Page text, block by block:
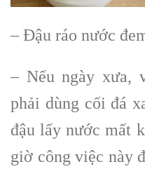
– Đậu ráo nước
– Nếu ngày xưa,
phải dùng cối đá
đậu lấy nước mất
giờ công việc này